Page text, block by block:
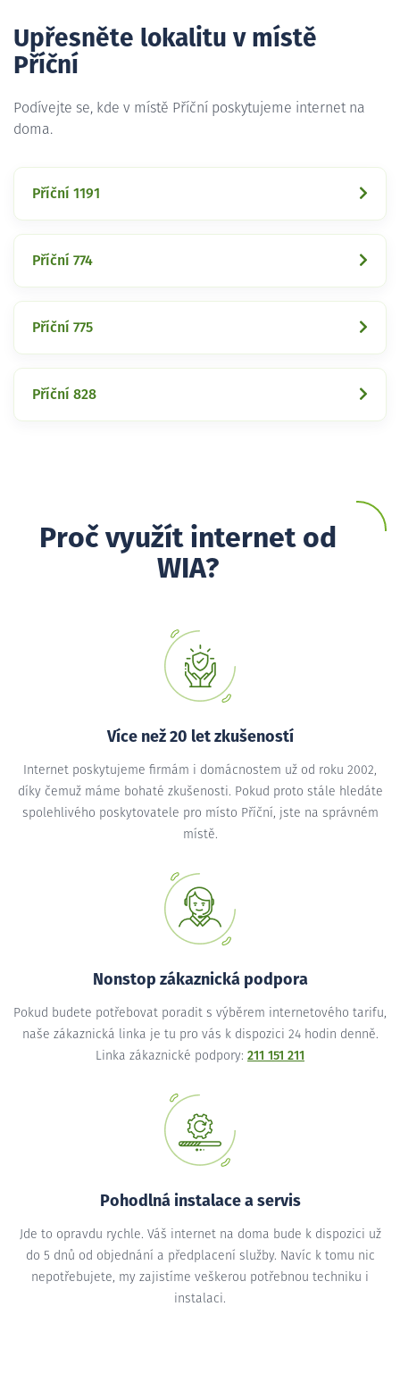
Upřesněte lokalitu v místě
Příční
Podívejte se, kde v místě Příční poskytujeme internet na
doma.
Příční 1191
Příční 774
Příční 775
Příční 828
Proč využít internet od
WIA?
Více než 20 let zkušeností
Internet poskytujeme firmám i domácnostem už od roku 2002,
díky čemuž máme bohaté zkušenosti. Pokud proto stále hledáte
spolehlivého poskytovatele pro místo Příční, jste na správném
místě.
Nonstop zákaznická podpora
Pokud budete potřebovat poradit s výběrem internetového tarifu,
naše zákaznická linka je tu pro vás k dispozici 24 hodin denně.
Linka zákaznické podpory: 211 151 211
Pohodlná instalace a servis
Jde to opravdu rychle. Váš internet na doma bude k dispozici už
do 5 dnů od objednání a předplacení služby. Navíc k tomu nic
nepotřebujete, my zajistíme veškerou potřebnou techniku i
instalaci.